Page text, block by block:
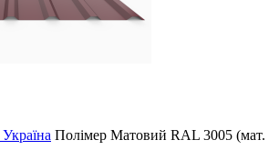
Полімер Матовий RAL 3005 (мат.